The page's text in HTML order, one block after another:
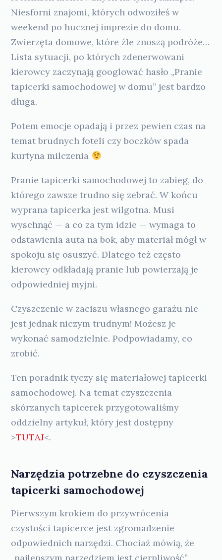
Niesforni znajomi, których odwoziłeś w
weekend po hucznej imprezie do domu.
Zwierzęta domowe, które źle znoszą podróże…
Lista sytuacji, po których zdenerwowani
kierowcy zaczynają googlować hasło „Pranie
tapicerki samochodowej w domu” jest bardzo
długa.
Potem emocje opadają i przez pewien czas na
temat brudnych foteli czy boczków spada
kurtyna milczenia
Pranie tapicerki samochodowej to zabieg, do
którego zawsze trudno się zebrać. W końcu
wyprana tapicerka jest wilgotna. Musi
wyschnąć — a co za tym idzie — wymaga to
odstawienia auta na bok, aby materiał mógł w
spokoju się osuszyć. Dlatego też często
kierowcy odkładają pranie lub powierzają je
odpowiedniej myjni.
Czyszczenie w zaciszu własnego garażu nie
jest jednak niczym trudnym! Możesz je
wykonać samodzielnie. Podpowiadamy, co
zrobić.
Ten poradnik tyczy się materiałowej tapicerki
samochodowej. Na temat czyszczenia
skórzanych tapicerek przygotowaliśmy
oddzielny artykuł, który jest dostępny
>TUTAJ<.
Narzędzia potrzebne do czyszczenia
tapicerki samochodowej
Pierwszym krokiem do przywrócenia
czystości tapicerce jest zgromadzenie
odpowiednich narzędzi. Chociaż mówią, że
„najlepszym narzędziem jest cierpliwość”,